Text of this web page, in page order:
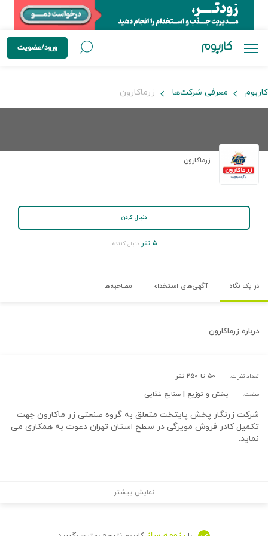
ورود/عضویت
کاربوم معرفی شرکت‌ها زرماکارون
زرماکارون
دنبال کردن
۵ نفر دنبال کننده
در یک نگاه آگهی‌های استخدام مصاحبه‌ها
درباره زرماکارون
تعداد نفرات: ۵۰ تا ۲۵۰ نفر
صنعت: پخش و توزیع | صنایع غذایی
شرکت زرنگار پخش پایتخت متعلق به گروه صنعتی زر ماکارون جهت
تکمیل کادر فروش مویرگی در سطح استان تهران دعوت به همکاری می
نماید.
نمایش بیشتر